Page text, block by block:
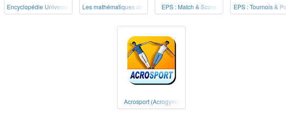
Encyclopédie Universalis écoleLes mathématiques de nos grands-pères
EPS : Match & Score EPS : Tournois &
Acrosport (Acrogym)